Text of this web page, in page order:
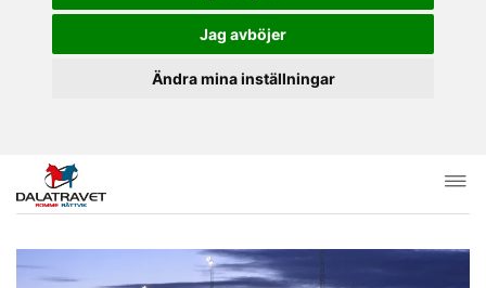
Jag avböjer
Ändra mina inställningar